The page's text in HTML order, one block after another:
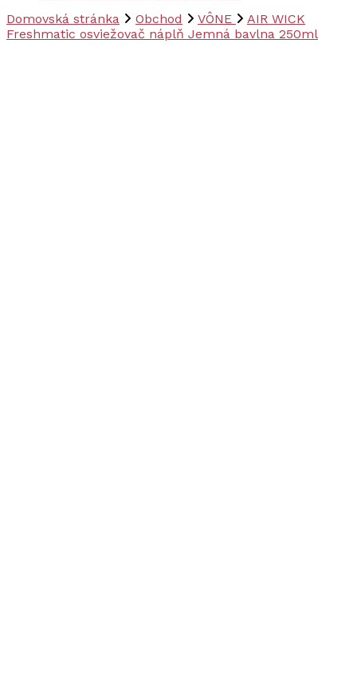
Domovská stránka Obchod VÔNE
AIR WICK
Freshmatic osviežovač náplň Jemná bavlna 250ml